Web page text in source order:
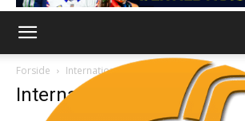
Forside International
International